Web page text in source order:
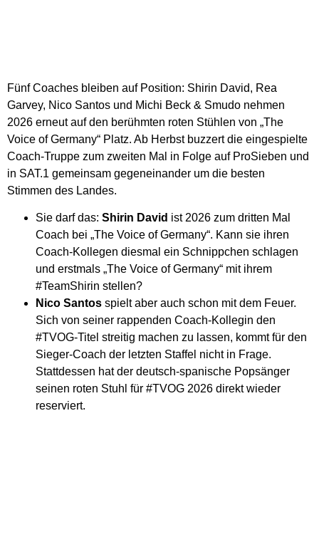
Fünf Coaches bleiben auf Position: Shirin David, Rea
Garvey, Nico Santos und Michi Beck & Smudo nehmen
2026 erneut auf den berühmten roten Stühlen von „The
Voice of Germany“ Platz. Ab Herbst buzzert die eingespielte
Coach-Truppe zum zweiten Mal in Folge auf ProSieben und
in SAT.1 gemeinsam gegeneinander um die besten
Stimmen des Landes.
Sie darf das: Shirin David ist 2026 zum dritten Mal
Coach bei „The Voice of Germany“. Kann sie ihren
Coach-Kollegen diesmal ein Schnippchen schlagen
und erstmals „The Voice of Germany“ mit ihrem
#TeamShirin stellen?
Nico Santos spielt aber auch schon mit dem Feuer.
Sich von seiner rappenden Coach-Kollegin den
#TVOG-Titel streitig machen zu lassen, kommt für den
Sieger-Coach der letzten Staffel nicht in Frage.
Stattdessen hat der deutsch-spanische Popsänger
seinen roten Stuhl für #TVOG 2026 direkt wieder
reserviert.